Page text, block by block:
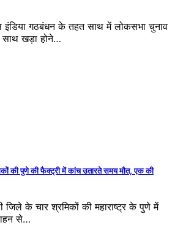
गठबंधन के तहत साथ में लोकसभा चुनाव
खड़ा होने…
की पुणे की फैक्ट्री में कांच उतारते समय मौत, एक की
जिले के चार श्रमिकों की महाराष्ट्र के पुणे में
से…